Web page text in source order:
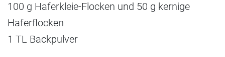
100 g Haferkleie-Flocken und 50 g kernige
Haferflocken
1 TL Backpulver